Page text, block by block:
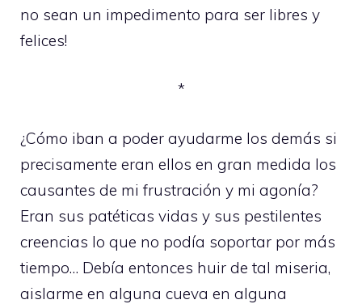
no sean un impedimento para ser libres y
felices!
*
¿Cómo iban a poder ayudarme los demás si
precisamente eran ellos en gran medida los
causantes de mi frustración y mi agonía?
Eran sus patéticas vidas y sus pestilentes
creencias lo que no podía soportar por más
tiempo… Debía entonces huir de tal miseria,
aislarme en alguna cueva en alguna